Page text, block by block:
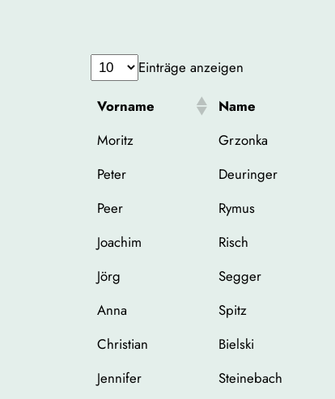
Einträge anzeigen
Vorname
Name
Moritz
Grzonka
Peter
Deuringer
Peer
Rymus
Joachim
Risch
Jörg
Segger
Anna
Spitz
Christian
Bielski
Jennifer
Steinebach